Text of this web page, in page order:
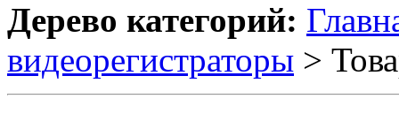
Дерево категорий:
видеорегистраторы >